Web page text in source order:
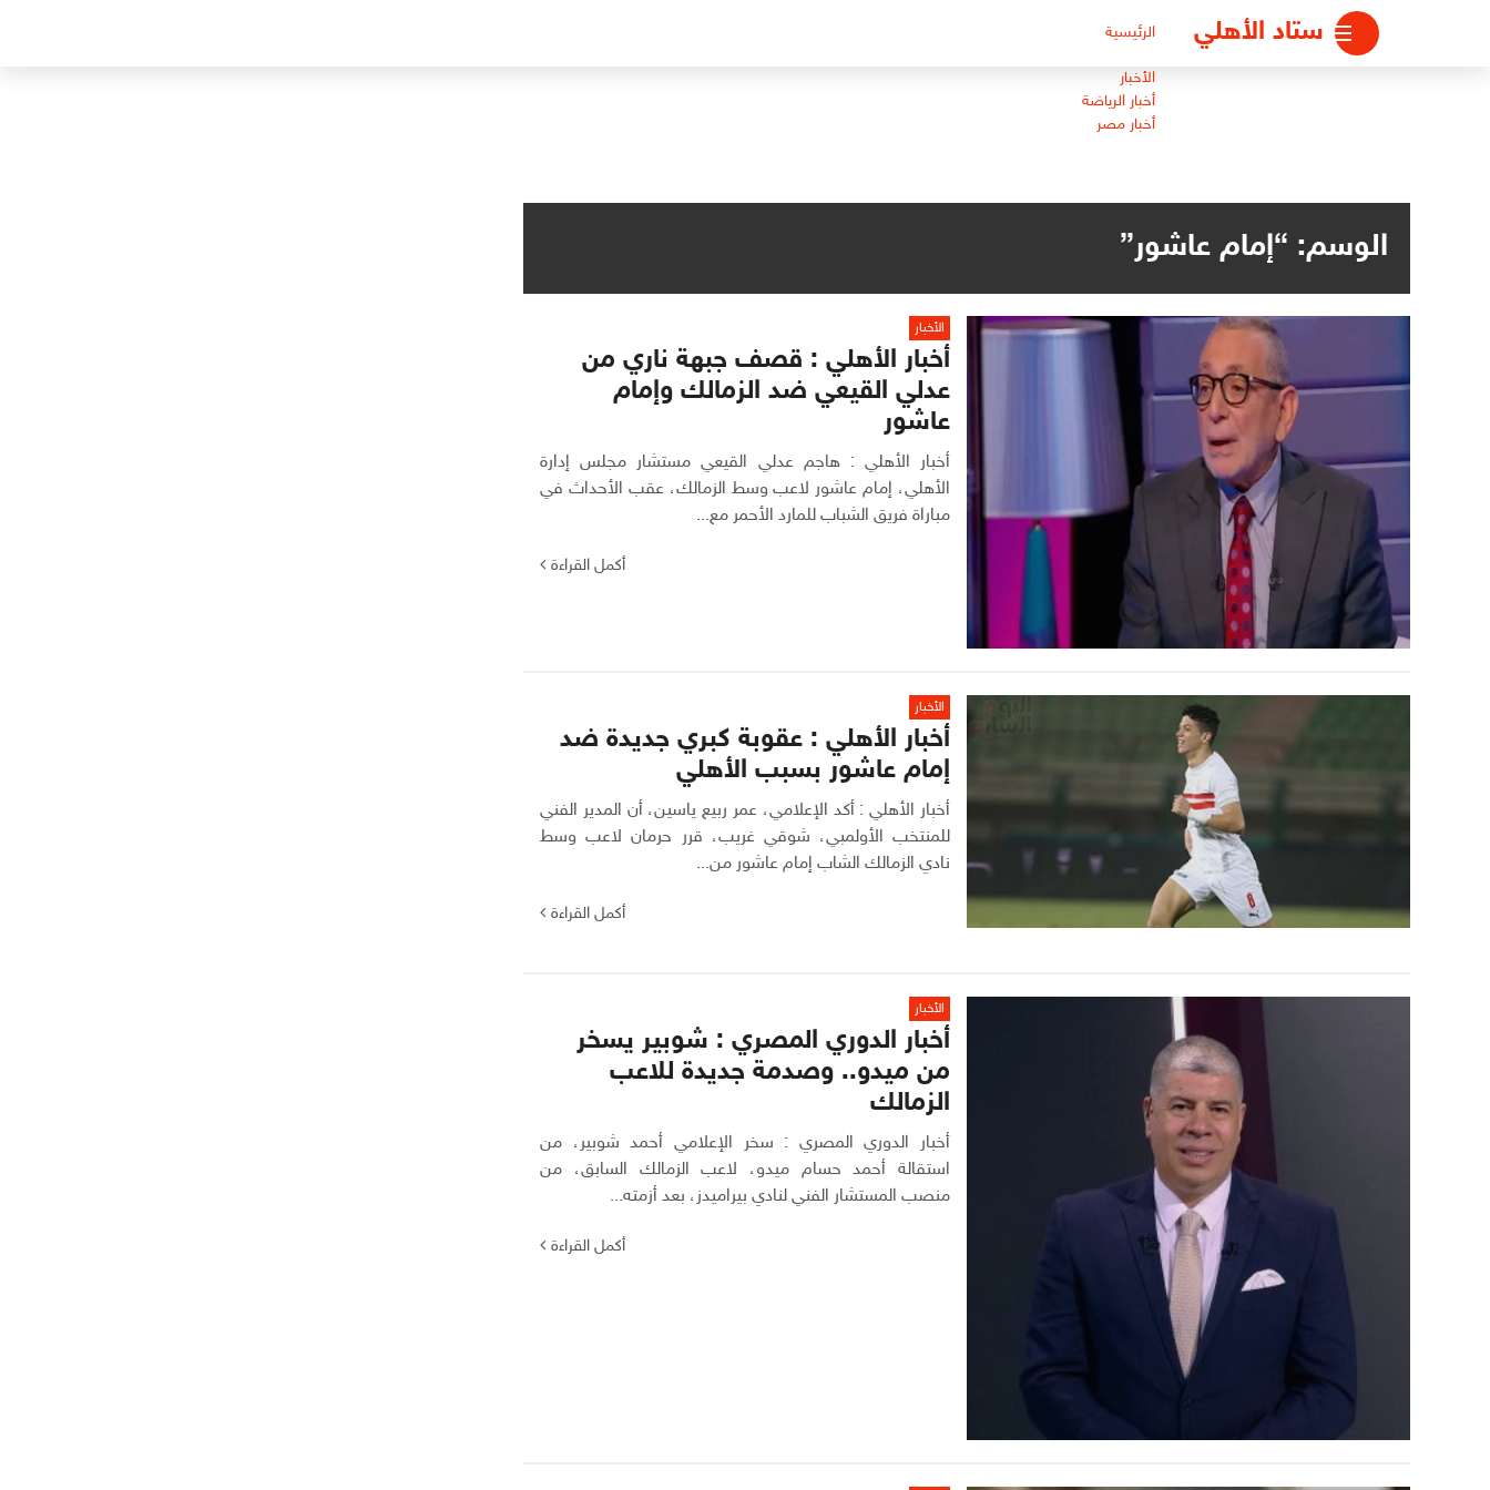
ستاد الأهلي الرئيسية
الأخبار
أخبار الرياضة
أخبار مصر
الوسم: “إمام عاشور”
الأخبار
أخبار الأهلي : قصف جبهة ناري من
عدلي القيعي ضد الزمالك وإمام
عاشور
أخبار الأهلي : هاجم عدلي القيعي مستشار مجلس إدارة
الأهلي، إمام عاشور لاعب وسط الزمالك، عقب الأحداث في
مباراة فريق الشباب للمارد الأحمر مع...
أكمل القراءة
الأخبار
أخبار الأهلي : عقوبة كبري جديدة ضد
إمام عاشور بسبب الأهلي
أخبار الأهلي : أكد الإعلامي، عمر ربيع ياسين، أن المدير الفني
للمنتخب الأولمبي، شوقي غريب، قرر حرمان لاعب وسط
نادي الزمالك الشاب إمام عاشور من...
أكمل القراءة
الأخبار
أخبار الدوري المصري : شوبير يسخر
من ميدو.. وصدمة جديدة للاعب
الزمالك
أخبار الدوري المصري : سخر الإعلامي أحمد شوبير، من
استقالة أحمد حسام ميدو، لاعب الزمالك السابق، من
منصب المستشار الفني لنادي بيراميدز، بعد أزمته...
أكمل القراءة